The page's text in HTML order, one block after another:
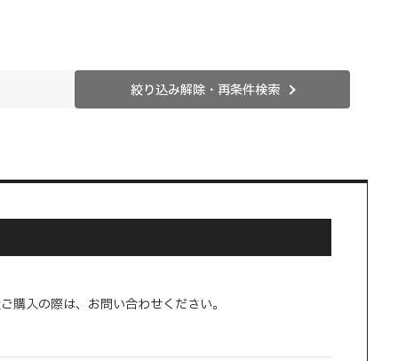
絞り込み解除・再条件検索
購入の際は、お問い合わせください。